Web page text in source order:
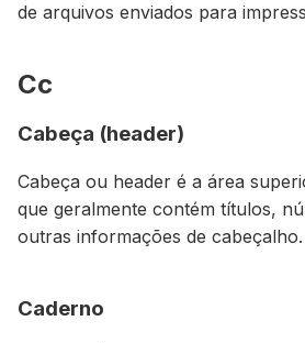
de arquivos enviados para
Cc
Cabeça (header)
Cabeça ou header é a área
que geralmente contém títulos,
outras informações de cabeçalho.
Caderno